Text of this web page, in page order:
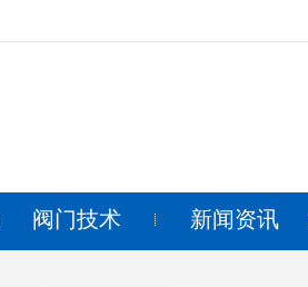
阀门技术 新闻资讯